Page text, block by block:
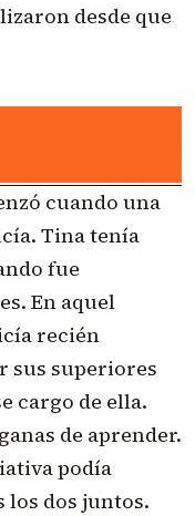
desde que
cuando una
Tina tenía
fue
En aquel
recién
sus superiores
cargo de ella.
de aprender.
podía
los dos juntos.